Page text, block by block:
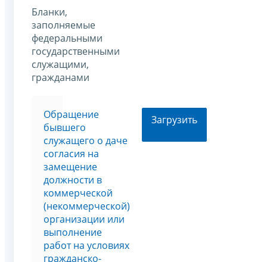
Бланки,
заполняемые
федеральными
государственными
служащими,
гражданами
Обращение
бывшего
служащего о даче
согласия на
замещение
должности в
коммерческой
(некоммерческой)
организации или
выполнение
работ на условиях
гражданско-
Загрузить